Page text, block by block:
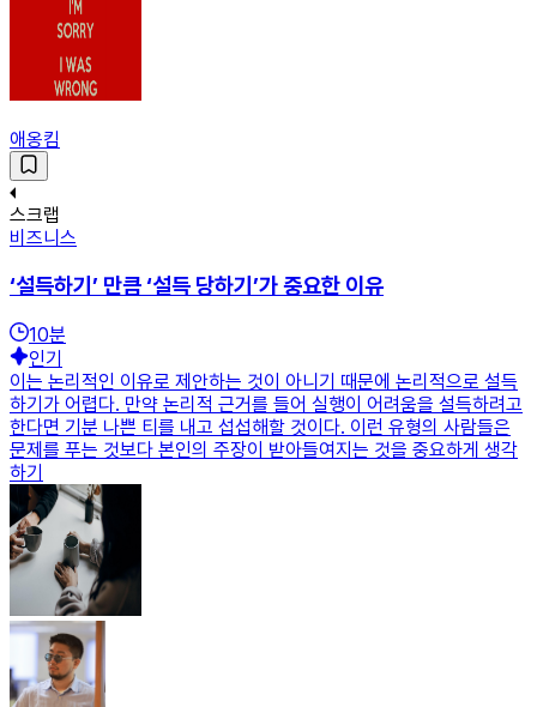
애옹킴
스크랩
비즈니스
‘설득하기’ 만큼 ‘설득 당하기’가 중요한 이유
10분
인기
이는 논리적인 이유로 제안하는 것이 아니기 때문에 논리적으로 설득
하기가 어렵다. 만약 논리적 근거를 들어 실행이 어려움을 설득하려고
한다면 기분 나쁜 티를 내고 섭섭해할 것이다. 이런 유형의 사람들은
문제를 푸는 것보다 본인의 주장이 받아들여지는 것을 중요하게 생각
하기